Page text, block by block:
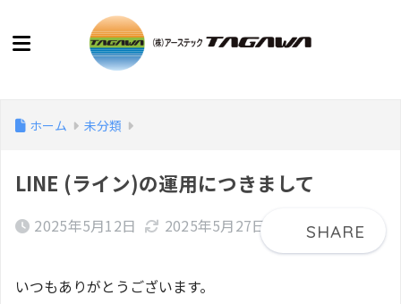
ホーム 未分類
LINE (ライン)の運用につきまして
2025年5月12日 2025年5月27日
いつもありがとうございます。